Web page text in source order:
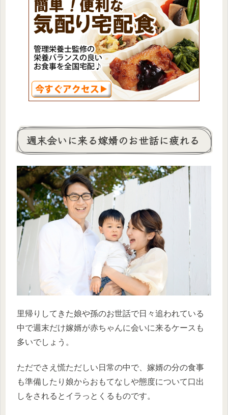
週末会いに来る嫁婿のお世話に疲れる
里帰りしてきた娘や孫のお世話で日々追われている
中で週末だけ嫁婿が赤ちゃんに会いに来るケースも
多いでしょう。
ただでさえ慌ただしい日常の中で、嫁婿の分の食事
も準備したり娘からおもてなしや態度について口出
しをされるとイラっとくるものです。